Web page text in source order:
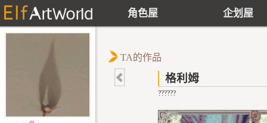
角色屋 企划屋
TA的作品
格利姆
??????